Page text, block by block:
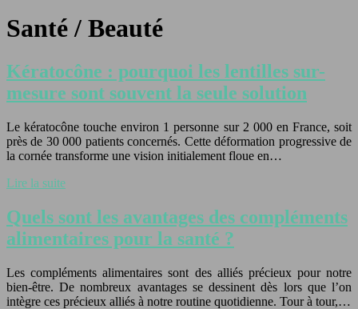
Santé / Beauté
Kératocône : pourquoi les lentilles sur-
mesure sont souvent la seule solution
Le kératocône touche environ 1 personne sur 2 000 en France, soit
près de 30 000 patients concernés. Cette déformation progressive de
la cornée transforme une vision initialement floue en…
Lire la suite
Quels sont les avantages des compléments
alimentaires pour la santé ?
Les compléments alimentaires sont des alliés précieux pour notre
bien-être. De nombreux avantages se dessinent dès lors que l’on
intègre ces précieux alliés à notre routine quotidienne. Tour à tour,…